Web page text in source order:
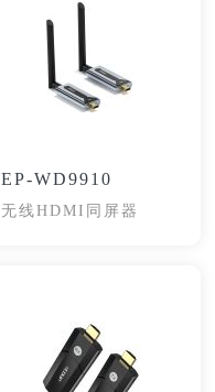
EP-WD9910
无线HDMI同屏器